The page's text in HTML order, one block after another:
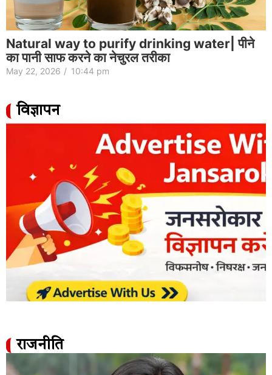
Natural way to purify drinking water| पीने
का पानी साफ करने का नेचुरल तरीका
May 22, 2026 / 10:44 pm
विज्ञापन
राजनीति